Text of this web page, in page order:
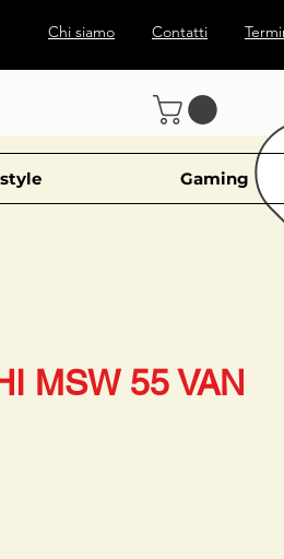
Chi siamo Contatti
Gaming
MSW 55 VAN